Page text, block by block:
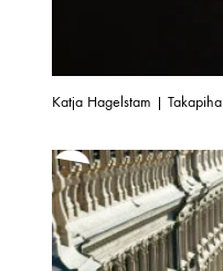
Katja Hagelstam | Takapiha